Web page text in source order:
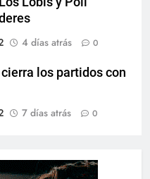
4 días atrás 0
los partidos con
7 días atrás 0